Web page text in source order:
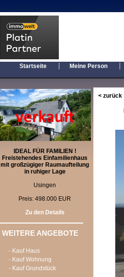
Startseite | Meine Person
< zurück
IDEAL FÜR FAMILIEN !
Freistehendes Einfamilienhaus
mit großzügiger Raumaufteilung
in ruhiger Lage
Usingen
Preis: 498.000 EUR
Zu den Details
WEITERE ANGEBOTE
- Kauf Haus
- Kauf Wohnung
- Kauf Grundstück